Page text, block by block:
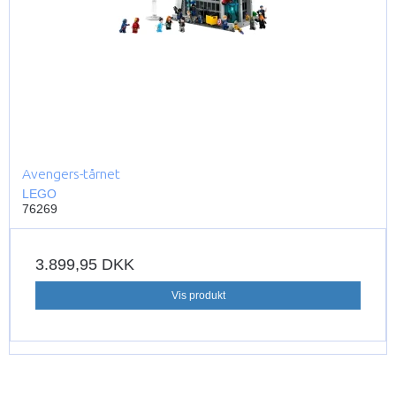
Avengers-tårnet
LEGO
76269
3.899,95 DKK
Vis produkt